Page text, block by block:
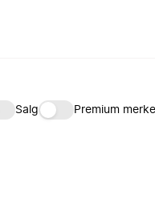
Salg Premium